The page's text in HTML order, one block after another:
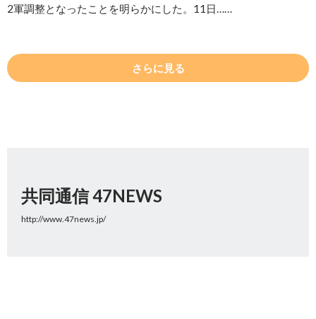
2軍調整となったことを明らかにした。11日……
さらに見る
共同通信 47NEWS
http://www.47news.jp/